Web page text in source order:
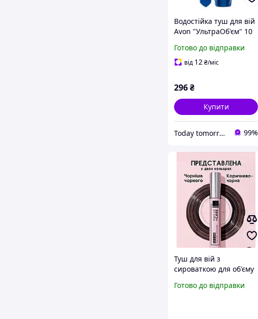
Водостійка туш для вій
Avon "УльтраОб'єм" 10
Готово до відправки
від 12₴/міс
296₴
Купити
Today tomorrow always Avon 99%
Туш для вій з
сироваткою для об'єму
Догляд» Avon, відтінок
Готово до відправки